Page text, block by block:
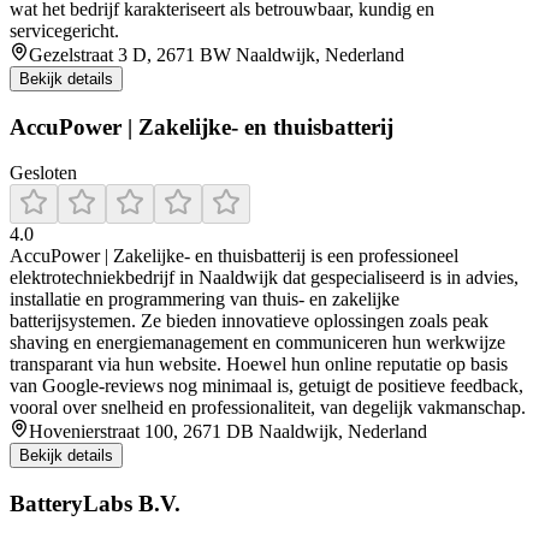
wat het bedrijf karakteriseert als betrouwbaar, kundig en
servicegericht.
Gezelstraat 3 D, 2671 BW Naaldwijk, Nederland
Bekijk details
AccuPower | Zakelijke- en thuisbatterij
Gesloten
4.0
AccuPower | Zakelijke- en thuisbatterij is een professioneel
elektrotechniekbedrijf in Naaldwijk dat gespecialiseerd is in advies,
installatie en programmering van thuis- en zakelijke
batterijsystemen. Ze bieden innovatieve oplossingen zoals peak
shaving en energiemanagement en communiceren hun werkwijze
transparant via hun website. Hoewel hun online reputatie op basis
van Google-reviews nog minimaal is, getuigt de positieve feedback,
vooral over snelheid en professionaliteit, van degelijk vakmanschap.
Hovenierstraat 100, 2671 DB Naaldwijk, Nederland
Bekijk details
BatteryLabs B.V.